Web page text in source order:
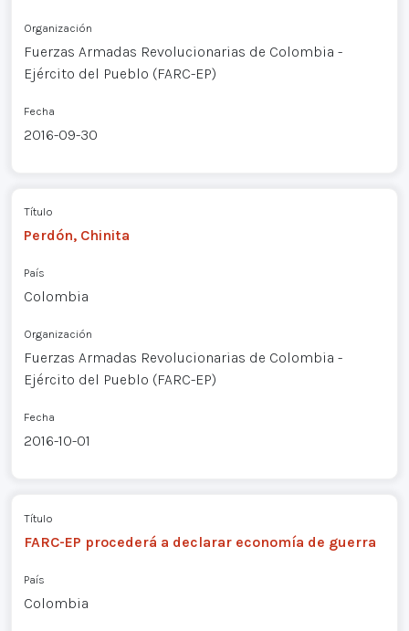
Organización
Fuerzas Armadas Revolucionarias de Colombia -
Ejército del Pueblo (FARC-EP)
Fecha
2016-09-30
Título
Perdón, Chinita
País
Colombia
Organización
Fuerzas Armadas Revolucionarias de Colombia -
Ejército del Pueblo (FARC-EP)
Fecha
2016-10-01
Título
FARC-EP procederá a declarar economía de guerra
País
Colombia